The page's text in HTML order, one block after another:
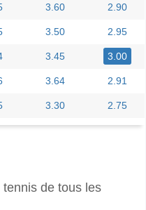
3.60 2.90
3.50 2.95
3.45 3.00
3.64 2.91
3.30 2.75
09 June 2026 20:00.
de tous les